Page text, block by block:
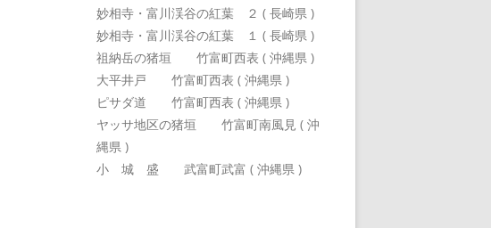
妙相寺・富川渓谷の紅葉 ２ ( 長崎県 )
妙相寺・富川渓谷の紅葉 １ ( 長崎県 )
祖納岳の猪垣 竹富町西表 ( 沖縄県 )
大平井戸 竹富町西表 ( 沖縄県 )
ピサダ道 竹富町西表 ( 沖縄県 )
ヤッサ地区の猪垣 竹富町南風見 ( 沖
縄県 )
小 城 盛 武富町武富 ( 沖縄県 )